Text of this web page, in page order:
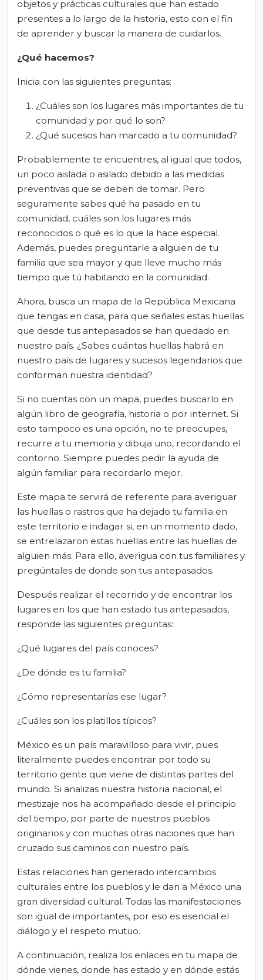
objetos y prácticas culturales que han estado
presentes a lo largo de la historia, esto con el fin
de aprender y buscar la manera de cuidarlos.
¿Qué hacemos?
Inicia con las siguientes preguntas:
¿Cuáles son los lugares más importantes de tu
comunidad y por qué lo son?
¿Qué sucesos han marcado a tu comunidad?
Probablemente te encuentres, al igual que todos,
un poco aislada o asilado debido a las medidas
preventivas que se deben de tomar. Pero
seguramente sabes qué ha pasado en tu
comunidad, cuáles son los lugares más
reconocidos o qué es lo que la hace especial.
Además, puedes preguntarle a alguien de tu
familia que sea mayor y que lleve mucho más
tiempo que tú habitando en la comunidad.
Ahora, busca un mapa de la República Mexicana
que tengas en casa, para que señales estas huellas
que desde tus antepasados se han quedado en
nuestro país. ¿Sabes cuántas huellas habrá en
nuestro país de lugares y sucesos legendarios que
conforman nuestra identidad?
Si no cuentas con un mapa, puedes buscarlo en
algún libro de geografía, historia o por internet. Si
esto tampoco es una opción, no te preocupes,
recurre a tu memoria y dibuja uno, recordando el
contorno. Siempre puedes pedir la ayuda de
algún familiar para recordarlo mejor.
Este mapa te servirá de referente para averiguar
las huellas o rastros que ha dejado tu familia en
este territorio e indagar si, en un momento dado,
se entrelazaron estas huellas entre las huellas de
alguien más. Para ello, averigua con tus familiares y
pregúntales de donde son tus antepasados.
Después realizar el recorrido y de encontrar los
lugares en los que han estado tus antepasados,
responde las siguientes preguntas:
¿Qué lugares del país conoces?
¿De dónde es tu familia?
¿Cómo representarías ese lugar?
¿Cuáles son los platillos típicos?
México es un país maravilloso para vivir, pues
literalmente puedes encontrar por todo su
territorio gente que viene de distintas partes del
mundo. Si analizas nuestra historia nacional, el
mestizaje nos ha acompañado desde el principio
del tiempo, por parte de nuestros pueblos
originarios y con muchas otras naciones que han
cruzado sus caminos con nuestro país.
Estas relaciones han generado intercambios
culturales entre los pueblos y le dan a México una
gran diversidad cultural. Todas las manifestaciones
son igual de importantes, por eso es esencial el
diálogo y el respeto mutuo.
A continuación, realiza los enlaces en tu mapa de
dónde vienes, donde has estado y en dónde estás